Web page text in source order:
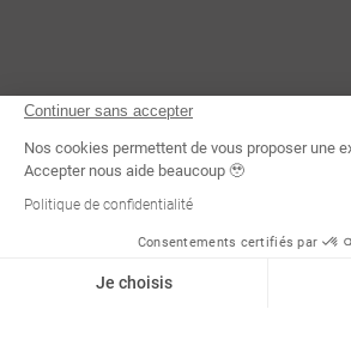
Continuer sans accepter
Nos cookies permettent de vous proposer une
Accepter nous aide beaucoup 🥹
Politique de confidentialité
Consentements certifiés par
Je choisis